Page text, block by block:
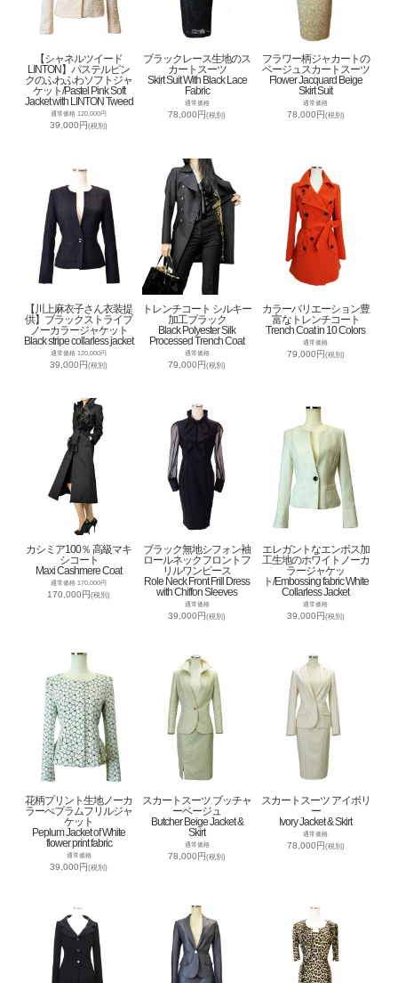
【シャネルツイード
LINTON】パステルピン
クのふわふわソフトジャ
ケット/Pastel Pink Soft
Jacket with LINTON Tweed
通常価格 120,000円
39,000円(税別)
ブラックレース生地のス
カートスーツ
Skirt Suit With Black Lace
Fabric
通常価格
78,000円(税別)
フラワー柄ジャカートの
ベージュスカートスーツ
Flower Jacquard Beige
Skirt Suit
通常価格
78,000円(税別)
【川上麻衣子さん衣装提
供】ブラックストライプ
ノーカラージャケット
Black stripe collarless jacket
通常価格 120,000円
39,000円(税別)
トレンチコート シルキー
加工ブラック
Black Polyester Silk
Processed Trench Coat
通常価格
79,000円(税別)
カラーバリエーション豊
富なトレンチコート
Trench Coat in 10 Colors
通常価格
79,000円(税別)
カシミア100％ 高級マキ
シコート
Maxi Cashmere Coat
通常価格 170,000円
170,000円(税別)
ブラック無地シフォン袖
ロールネックフロントフ
リルワンピース
Role Neck Front Frill Dress
with Chiffon Sleeves
通常価格
39,000円(税別)
エレガントなエンボス加
工生地のホワイトノーカ
ラージャケッ
ト/Embossing fabric White
Collarless Jacket
通常価格
39,000円(税別)
花柄プリント生地ノーカ
ラーぺプラムフリルジャ
ケット
Peplum Jacket of White
flower print fabric
通常価格
39,000円(税別)
スカートスーツ ブッチャ
ーベージュ
Butcher Beige Jacket &
Skirt
通常価格
78,000円(税別)
スカートスーツ アイボリ
ー
Ivory Jacket & Skirt
通常価格
78,000円(税別)